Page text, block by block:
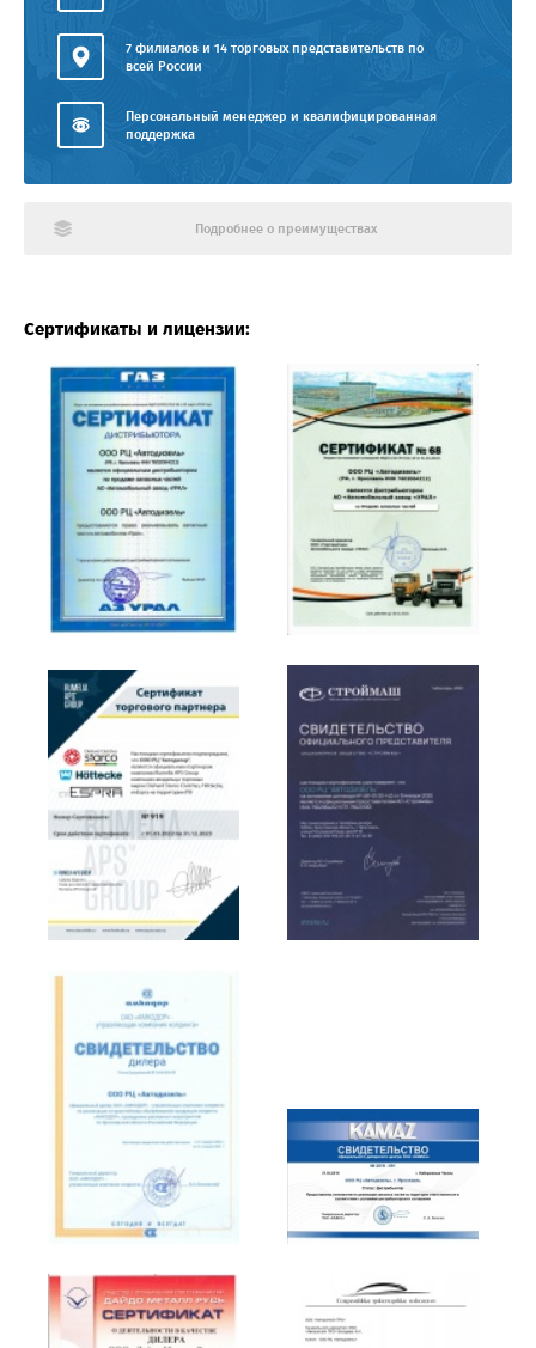
7 филиалов и 14 торговых представительств по
всей России
Персональный менеджер и квалифицированная
поддержка
Подробнее о преимуществах
Сертификаты и лицензии: